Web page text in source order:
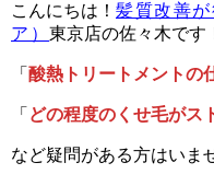
こんにちは！ 髪質改善
ア）東京店の佐々木です
「 酸熱トリートメントの
「 どの程度のくせ毛がス
など疑問がある方はいま